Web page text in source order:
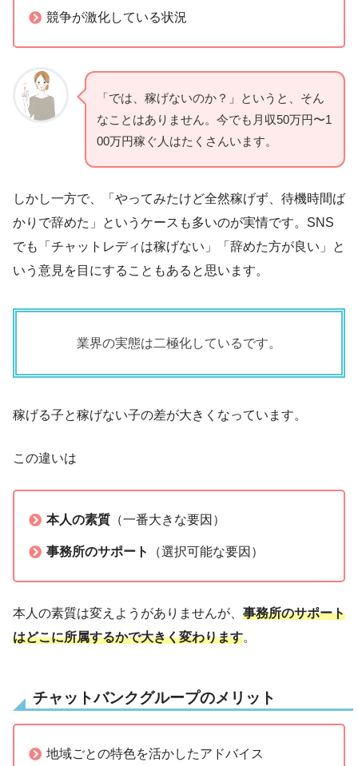
競争が激化している状況
「では、稼げないのか？」というと、そん
なことはありません。今でも月収50万円〜1
00万円稼ぐ人はたくさんいます。
しかし一方で、「やってみたけど全然稼げず、待機時間ば
かりで辞めた」というケースも多いのが実情です。SNS
でも「チャットレディは稼げない」「辞めた方が良い」と
いう意見を目にすることもあると思います。
業界の実態は二極化しているです。
稼げる子と稼げない子の差が大きくなっています。
この違いは
本人の素質 （一番大きな要因）
事務所のサポート （選択可能な要因）
本人の素質は変えようがありませんが、 事務所のサポート
はどこに所属するかで大きく変わります。
チャットバンクグループのメリット
地域ごとの特色を活かしたアドバイス